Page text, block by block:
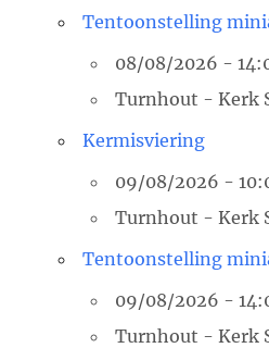
Tentoonstelling
08/08/2026 -
Turnhout - Kerk
Kermisviering
09/08/2026 -
Turnhout - Kerk
Tentoonstelling
09/08/2026 -
Turnhout - Kerk